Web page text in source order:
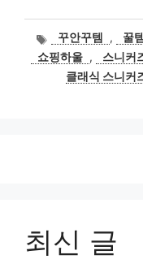
태
그
꾸안꾸템 , 꿀
쇼핑하울 , 스니커
클래식 스니커
최신 글